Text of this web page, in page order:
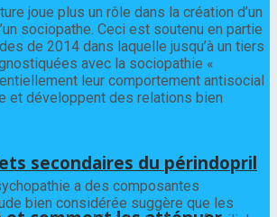
secondaires du périndopril
joue plus un rôle dans la création d’un
sociopathe. Ceci est soutenu en partie
de 2014 dans laquelle jusqu’à un tiers
avec la sociopathie «
leur comportement antisocial
et développent des relations bien
a des composantes
bien considérée suggère que les